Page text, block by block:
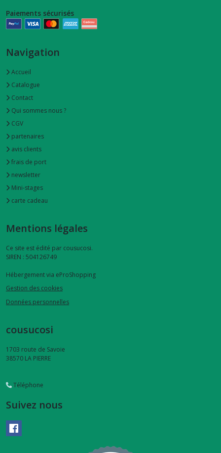
chouchou
et
foulchie
snood
tour
de
(4)
de
nuit
occultant
(2)
-
à
cheveux
Afficher
Paiements sécurisés
Navigation
Accueil
Catalogue
Contact
Qui sommes nous ?
CGV
partenaires
avis clients
frais de port
newsletter
Mini-stages
carte cadeau
Mentions légales
Ce site est édité par cousucosi.
SIREN : 504126749
Hébergement via eProShopping
Gestion des cookies
Données personnelles
cousucosi
1703 route de Savoie
38570 LA PIERRE
Téléphone
Suivez nous